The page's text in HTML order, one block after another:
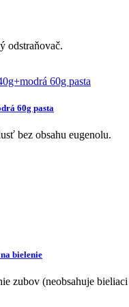
odstraňovač.
60g pasta
bez obsahu eugenolu.
bielenie
zubov (neobsahuje